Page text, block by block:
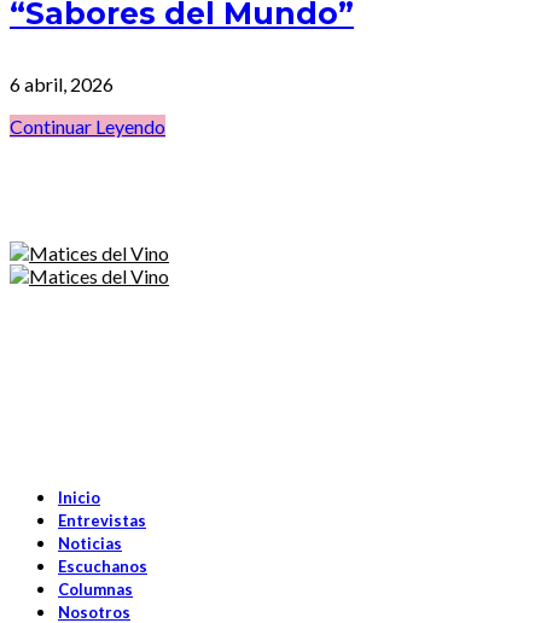
“Sabores del Mundo”
6 abril, 2026
Continuar Leyendo
Inicio
Entrevistas
Noticias
Escuchanos
Columnas
Nosotros